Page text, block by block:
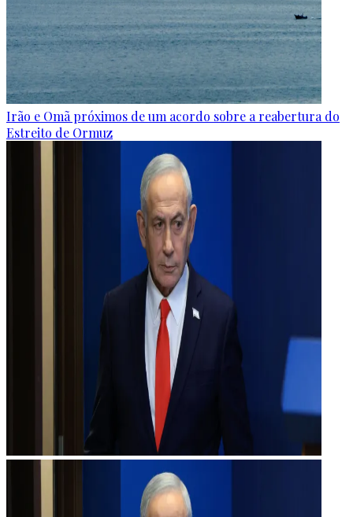
Irão e Omã próximos de um acordo sobre a reabertura do
Estreito de Ormuz